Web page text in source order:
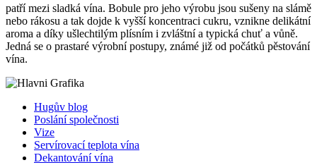
patří mezi sladká vína. Bobule pro jeho výrobu jsou sušeny na slámě
nebo rákosu a tak dojde k vyšší koncentraci cukru, vznikne delikátní
aroma a díky ušlechtilým plísním i zvláštní a typická chuť a vůně.
Jedná se o prastaré výrobní postupy, známé již od počátků pěstování
vína.
Hugův blog
Poslání společnosti
Vize
Servírovací teplota vína
Dekantování vína